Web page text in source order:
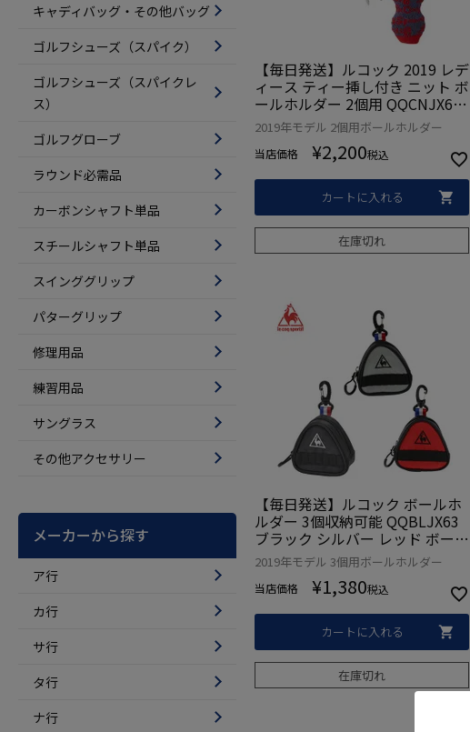
キャディバッグ・その他バッグ
ゴルフシューズ（スパイク）
ゴルフシューズ（スパイクレ
ス）
ゴルフグローブ
ラウンド必需品
カーボンシャフト単品
スチールシャフト単品
スインググリップ
パターグリップ
修理用品
練習用品
サングラス
その他アクセサリー
メーカーから探す
ア行
カ行
サ行
タ行
ナ行
【毎日発送】ルコック 2019 レデ
ィース ティー挿し付き ニット ボ
ールホルダー 2個用 QQCNJX60
ブラック ピンク レッド 小物 日
本正規品
2019年モデル 2個用ボールホルダー
当店価格 ¥2,200税込
カートに入れる
在庫切れ
【毎日発送】ルコック ボールホ
ルダー 3個収納可能 QQBLJX63
ブラック シルバー レッド ボール
ポーチ 日本正規品
2019年モデル 3個用ボールホルダー
当店価格 ¥1,380税込
カートに入れる
在庫切れ